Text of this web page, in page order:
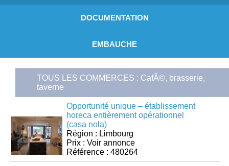
DOCUMENTATION
EMBAUCHE
TOUS LES COMMERCES : CafÃ©, brasserie,
taverne
Opportunité unique – établissement
horeca entièrement opérationnel
(casa nola)
Région : Limbourg
Prix : Voir annonce
Référence : 480264